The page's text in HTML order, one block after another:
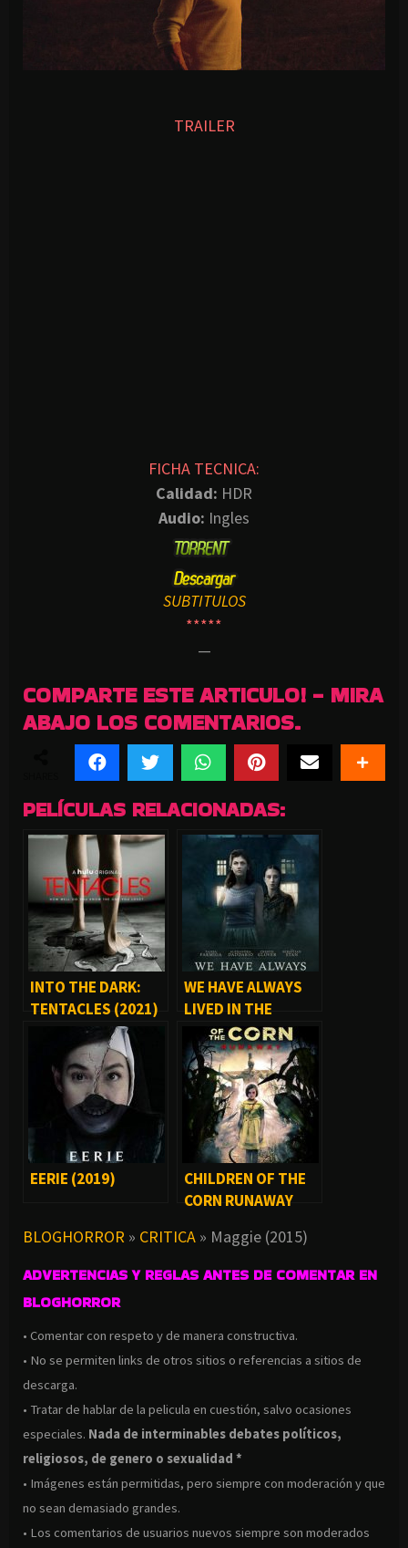
TRAILER
FICHA TECNICA:
Calidad: HDR
Audio: Ingles
SUBTITULOS
*****
—
COMPARTE ESTE ARTICULO! - MIRA
ABAJO LOS COMENTARIOS.
PELÍCULAS RELACIONADAS:
INTO THE DARK:
TENTACLES (2021)
WE HAVE ALWAYS
LIVED IN THE
CASTLE (2019)
EERIE (2019)
CHILDREN OF THE
CORN RUNAWAY
BLOGHORROR » CRITICA » Maggie (2015)
ADVERTENCIAS Y REGLAS ANTES DE COMENTAR EN
BLOGHORROR
• Comentar con respeto y de manera constructiva.
• No se permiten links de otros sitios o referencias a sitios de
descarga.
• Tratar de hablar de la pelicula en cuestión, salvo ocasiones
especiales. Nada de interminables debates políticos,
religiosos, de genero o sexualidad *
• Imágenes están permitidas, pero siempre con moderación y que
no sean demasiado grandes.
• Los comentarios de usuarios nuevos siempre son moderados